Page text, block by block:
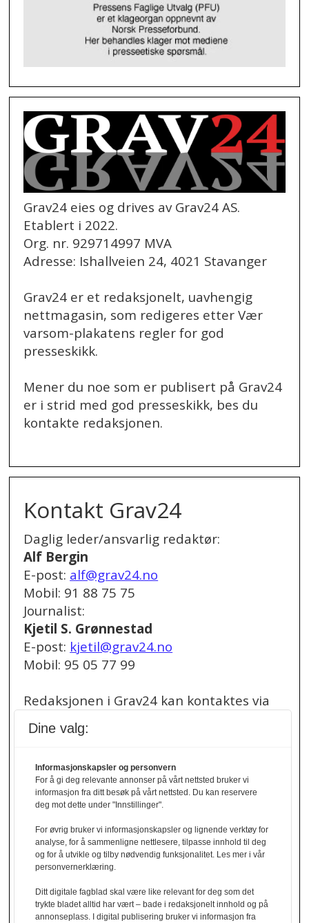
Grav24 eies og drives av Grav24 AS.
Etablert i 2022.
Org. nr. 929714997 MVA
Adresse: Ishallveien 24, 4021 Stavanger
Grav24 er et redaksjonelt, uavhengig
nettmagasin, som redigeres etter Vær
varsom-plakatens regler for god
presseskikk.
Mener du noe som er publisert på Grav24
er i strid med god presseskikk, bes du
kontakte redaksjonen.
Kontakt Grav24
Daglig leder/ansvarlig redaktør:
Alf Bergin
E-post: alf@grav24.no
Mobil: 91 88 75 75
Journalist:
Kjetil S. Grønnestad
E-post: kjetil@grav24.no
Mobil: 95 05 77 99
Redaksjonen i Grav24 kan kontaktes via
redaksjon@grav24.no
annonser/stillingsannonser, kan du bruke
denne e-post adressen:
annonse@grav24.no
Ved å følge linken under finner du vår
personvernerklæring.
Her finner du informasjon om cookies og
Dine valg:
Informasjonskapsler og personvern
For å gi deg relevante annonser på vårt nettsted bruker vi
informasjon fra ditt besøk på vårt nettsted. Du kan reservere
deg mot dette under "Innstillinger".
For øvrig bruker vi informasjonskapsler og lignende verktøy for
analyse, for å sammenligne nettlesere, tilpasse innhold til deg
og for å utvikle og tilby nødvendig funksjonalitet. Les mer i vår
personvernerklæring.
Ditt digitale fagblad skal være like relevant for deg som det
trykte bladet alltid har vært – bade i redaksjonelt innhold og på
annonseplass. I digital publisering bruker vi informasjon fra